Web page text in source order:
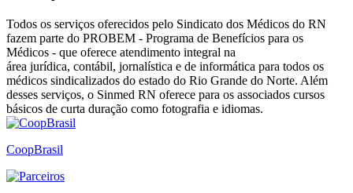
Todos os serviços oferecidos pelo Sindicato dos Médicos do RN
fazem parte do PROBEM - Programa de Benefícios para os
Médicos - que oferece atendimento integral na
área jurídica, contábil, jornalística e de informática para todos os
médicos sindicalizados do estado do Rio Grande do Norte. Além
desses serviços, o Sinmed RN oferece para os associados cursos
básicos de curta duração como fotografia e idiomas.
CoopBrasil